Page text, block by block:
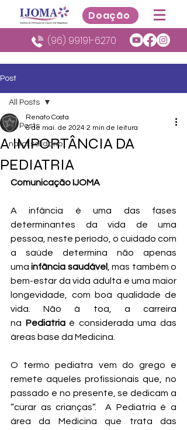
(96) 99191-6270
Doação
Post
All Posts
natal solidario
All Posts
A IMPORTÂNCIA DA
PEDIATRIA
Renato Costa
6 de mai. de 2024 2 min de leitura
Comunicação IJOMA
A infância é uma das fases
determinantes da vida de uma
pessoa, neste período, o cuidado com
a saúde determina não apenas
uma infância saudável
, mas também o
bem-estar da vida adulta e uma maior
longevidade, com boa qualidade de
vida. Não à toa, a carreira
na Pediatria é considerada uma das
áreas base da Medicina.
O termo pediatra vem do grego e
remete aqueles profissionais que, no
passado e no presente, se dedicam a
“curar as crianças”.  A Pediatria é a
área da Medicina que trata das